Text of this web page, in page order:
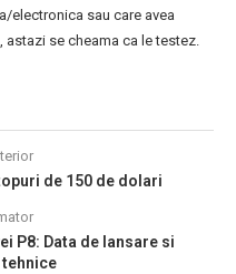
electronica sau care avea
astazi se cheama ca le testez.
de 150 de dolari
P8: Data de lansare si